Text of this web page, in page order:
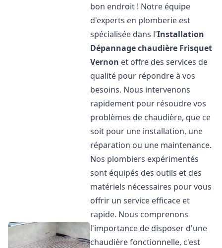
bon endroit ! Notre équipe
d'experts en plomberie est
spécialisée dans l'Installation
Dépannage chaudière Frisquet
Vernon et offre des services de
qualité pour répondre à vos
besoins. Nous intervenons
rapidement pour résoudre vos
problèmes de chaudière, que ce
soit pour une installation, une
réparation ou une maintenance.
Nos plombiers expérimentés
sont équipés des outils et des
matériels nécessaires pour vous
offrir un service efficace et
rapide. Nous comprenons
l'importance de disposer d'une
chaudière fonctionnelle, c'est